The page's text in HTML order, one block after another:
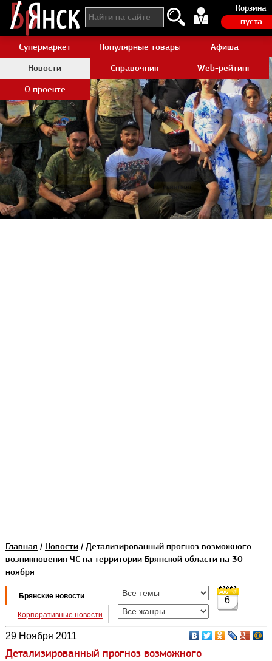
Корзина
пуста
Супермаркет Популярные товары AliexpressАфиша
Новости
Справочник
Web-рейтинг
О проекте
Главная / Новости/ Детализированный прогноз возможного
возникновения ЧС на территории Брянской области на 30
ноября
Брянские новости
Корпоративные новости
6
29 Ноября 2011
Детализированный прогноз возможного